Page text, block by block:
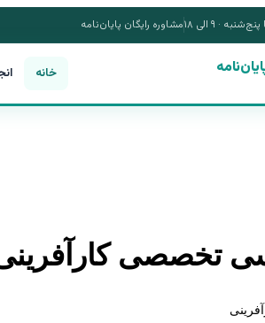
· ۹ الی ۱۸ مشاوره رایگان پایان‌نامه
خانه
تخصصی